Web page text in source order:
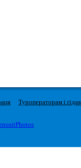
Туроператорам і